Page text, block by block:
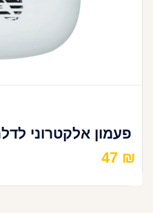
פעמון אלקטרוני
47 ₪